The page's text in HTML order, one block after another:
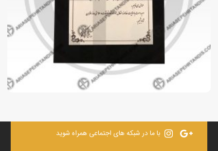
با ما در شبکه های اجتماعی همراه شوید